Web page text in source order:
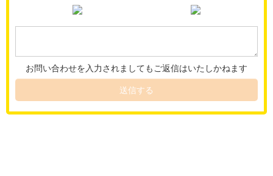
お問い合わせを入力されましてもご返信はいたしかねます
送信する